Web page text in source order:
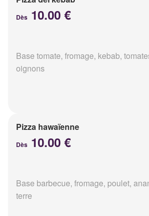
Dès 10.00 €
Base tomate, fromage, kebab,
oignons
Pizza hawaïenne
Dès 10.00 €
Base barbecue, fromage, poulet,
terre